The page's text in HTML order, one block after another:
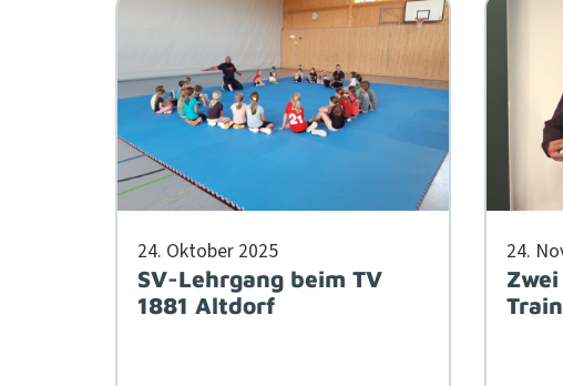
24. Okto­ber 2025
SV-Lehrgang beim TV
1881 Altdorf
24.